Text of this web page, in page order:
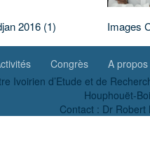
2016 (1) Images
Congrès
A
Ivoirien d’Etude et de
Houphouët-
Contact : Dr